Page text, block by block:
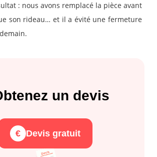
: nous avons remplacé la pièce avant
son rideau… et il a évité une fermeture
un devis
€ Devis gratuit